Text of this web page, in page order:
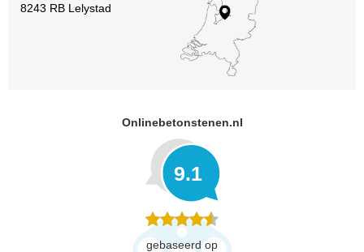
8243 RB Lelystad
Onlinebetonstenen.nl
9.1
gebaseerd op